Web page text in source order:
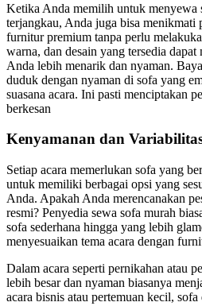
Ketika Anda memilih untuk menyewa
terjangkau, Anda juga bisa menikmati
furnitur premium tanpa perlu
warna, dan desain yang tersedia dapat
Anda lebih menarik dan nyaman.
duduk dengan nyaman di sofa yang
suasana acara. Ini pasti menciptakan
berkesan
Kenyamanan dan
Setiap acara memerlukan sofa yang
untuk memiliki berbagai opsi yang
Anda. Apakah Anda merencanakan
resmi? Penyedia sewa sofa murah
sofa sederhana hingga yang lebih
menyesuaikan tema acara dengan
Dalam acara seperti pernikahan atau
lebih besar dan nyaman biasanya
acara bisnis atau pertemuan kecil,